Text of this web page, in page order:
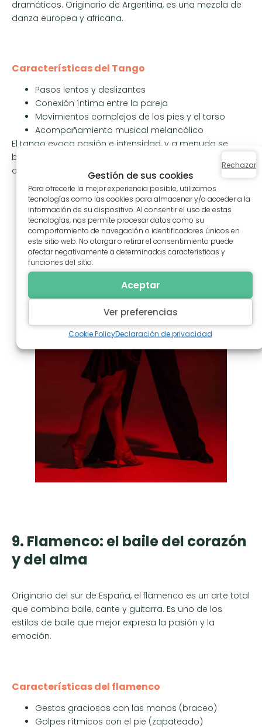
Gestión de sus cookies
Para ofrecerle la mejor experiencia posible, utilizamos
tecnologías como las cookies para almacenar y/o acceder a la
información de su dispositivo. Al consentir el uso de estas
tecnologías, nos permite procesar datos como su
comportamiento de navegación o identificadores únicos en
este sitio web. No otorgar o retirar el consentimiento puede
afectar negativamente a determinadas características y
funciones del sitio.
Aceptar
Rechazar
Ver preferencias
Cookie PolicyDeclaración de privacidad
dramáticos. Originario de Argentina, es una mezcla de
danza europea y africana.
Características del Tango
Pasos lentos y deslizantes
Conexión íntima entre la pareja
Movimientos complejos de los pies y el torso
Acompañamiento musical melancólico
El tango evoca pasión e intensidad, y a menudo se
baila en salones de baile o durante competiciones de
danza.
9. Flamenco: el baile del corazón
y del alma
Originario del sur de España, el flamenco es un arte total
que combina baile, cante y guitarra. Es uno de los
estilos de baile que mejor expresa la pasión y la
emoción.
Características del flamenco
Gestos graciosos con las manos (braceo)
Golpes rítmicos con el pie (zapateado)